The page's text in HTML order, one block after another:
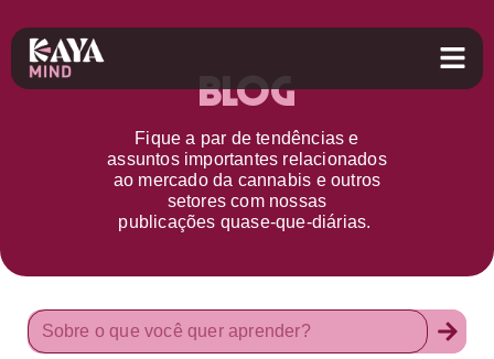
Blog
Fique a par detendências e
assuntos importantes relacionados
ao mercado da cannabis e outros
setorescom nossas
publicações quase-que-diárias.